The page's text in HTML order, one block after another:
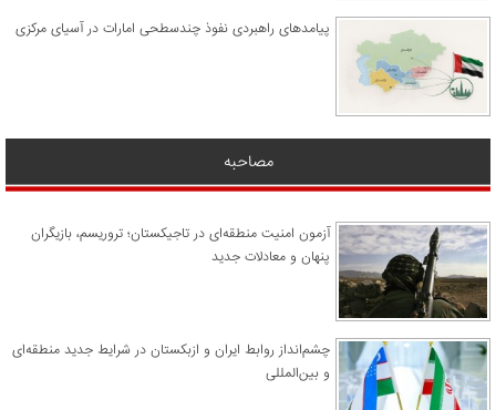
پیامدهای راهبردی نفوذ چندسطحی امارات در آسیای مرکزی
مصاحبه
آزمون امنیت منطقه‌ای در تاجیکستان؛ تروریسم، بازیگران
پنهان و معادلات جدید
چشم‌انداز روابط ایران و ازبکستان در شرایط جدید منطقه‌ای
و بین‌المللی